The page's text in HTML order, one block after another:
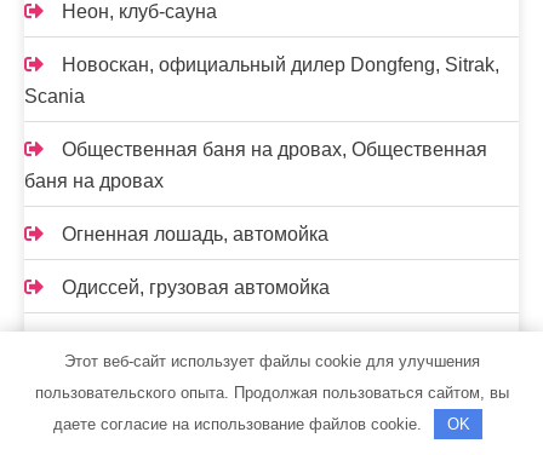
Неон, клуб-сауна
Новоcкан, официальный дилер Dongfeng, Sitrak,
Scania
Общественная баня на дровах, Общественная
баня на дровах
Огненная лошадь, автомойка
Одиссей, грузовая автомойка
Остров, база отдыха
Этот веб-сайт использует файлы cookie для улучшения
пользовательского опыта. Продолжая пользоваться сайтом, вы
даете согласие на использование файлов cookie.
OK